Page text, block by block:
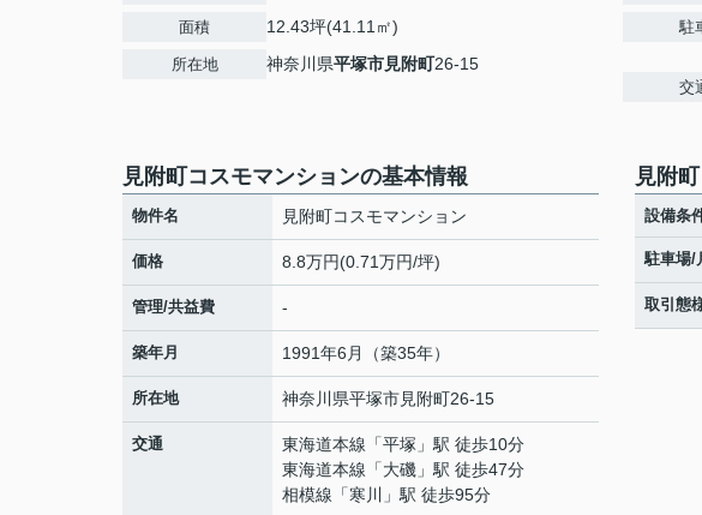
面積 12.43坪(41.11㎡)
所在地 神奈川県平塚市見附町26-15
駐
交
見附町コスモマンションの基本情報
物件名 見附町コスモマンション
価格 8.8万円(0.71万円/坪)
管理/共益費 -
築年月 1991年6月（築35年）
所在地 神奈川県平塚市見附町26-15
交通 東海道本線 「平塚 」駅 徒歩10分
東海道本線 「大磯 」駅 徒歩47分
相模線 「寒川 」駅 徒歩95分
見附
設備条
駐車場/
取引態